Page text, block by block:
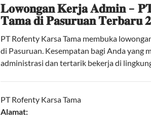
𝐋𝐨𝐰𝐨𝐧𝐠𝐚𝐧 𝐊𝐞𝐫𝐣𝐚 𝐀𝐝𝐦𝐢𝐧 –
𝐓𝐚𝐦𝐚 𝐝𝐢 𝐏𝐚𝐬𝐮𝐫𝐮𝐚𝐧 𝐓𝐞𝐫𝐛𝐚𝐫𝐮
PT Rofenty Karsa Tama membuka
di Pasuruan. Kesempatan bagi Anda yang
administrasi dan tertarik bekerja di
PT Rofenty Karsa Tama
Alamat: